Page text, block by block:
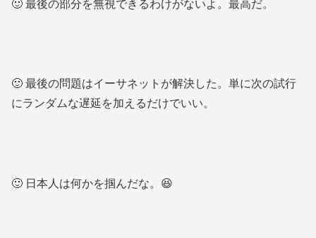
🙂 最後の問題はイーサネットが解決した。単に次の試行
にランダムな遅延を加えるだけでいい。
🙂 日本人は何かを掴んだな。😆